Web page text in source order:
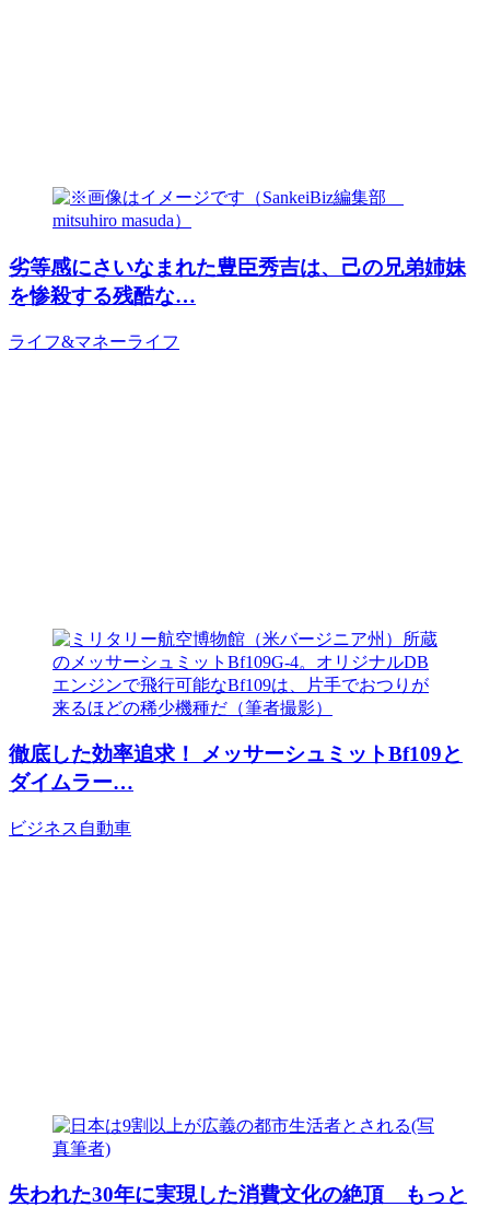
劣等感にさいなまれた豊臣秀吉は、己の兄弟姉妹
を惨殺する残酷な…
ライフ&マネーライフ
徹底した効率追求！ メッサーシュミットBf109と
ダイムラー…
ビジネス 自動車
失われた30年に実現した消費文化の絶頂 もっと